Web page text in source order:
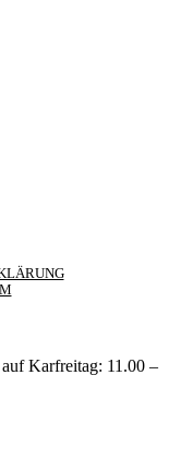
Karfreitag: 11.00 –